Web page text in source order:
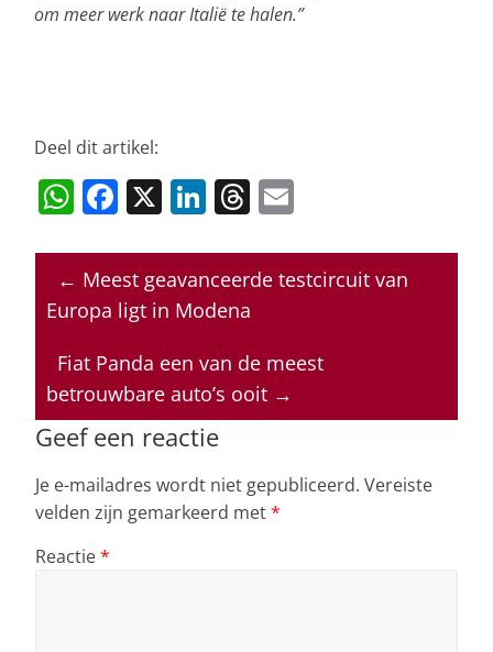
om meer werk naar Italië te halen.”
Deel dit artikel:
W
at
s
A
p
p
F
c
e
b
o
o
k
X Li
k
e
n
T
re
a
s
ai
l
← Meest geavanceerde testcircuit van
Europa ligt in Modena
Fiat Panda een van de meest
betrouwbare auto’s ooit →
Geef een reactie
Je e-mailadres wordt niet gepubliceerd. Vereiste
velden zijn gemarkeerd met*
Reactie*